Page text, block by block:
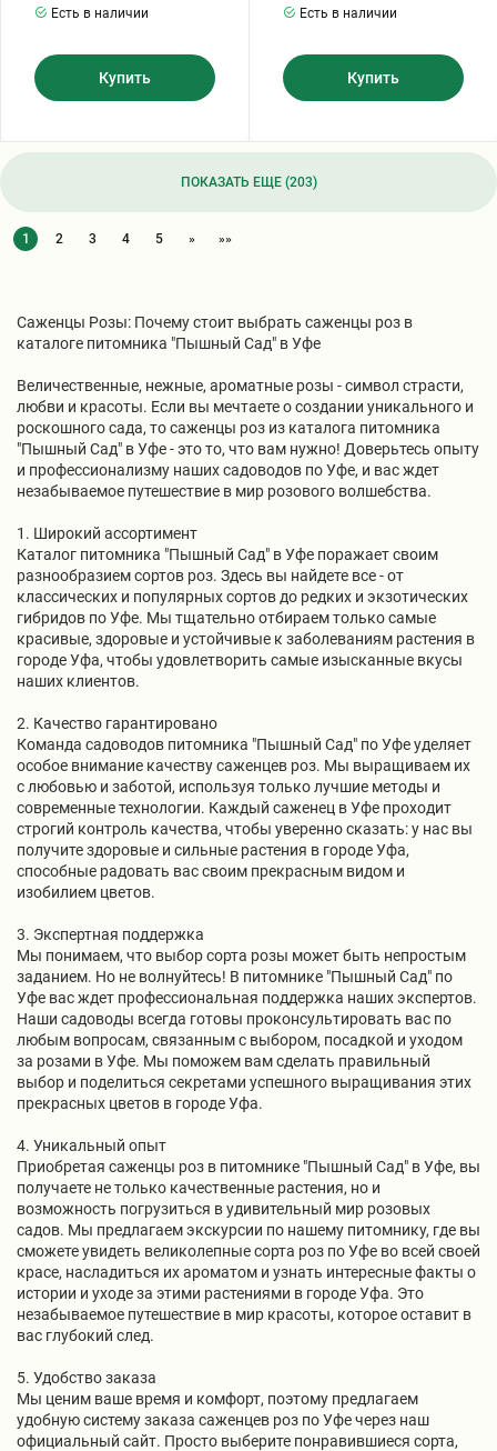
Есть в наличии
Купить
Есть в наличии
Купить
ПОКАЗАТЬ ЕЩЕ (203)
1 2 3 4 5 » »»
Саженцы Розы: Почему стоит выбрать саженцы роз в
каталоге питомника "Пышный Сад" в Уфе
Величественные, нежные, ароматные розы - символ страсти,
любви и красоты. Если вы мечтаете о создании уникального и
роскошного сада, то саженцы роз из каталога питомника
"Пышный Сад" в Уфе - это то, что вам нужно! Доверьтесь опыту
и профессионализму наших садоводов по Уфе, и вас ждет
незабываемое путешествие в мир розового волшебства.
1. Широкий ассортимент
Каталог питомника "Пышный Сад" в Уфе поражает своим
разнообразием сортов роз. Здесь вы найдете все - от
классических и популярных сортов до редких и экзотических
гибридов по Уфе. Мы тщательно отбираем только самые
красивые, здоровые и устойчивые к заболеваниям растения в
городе Уфа, чтобы удовлетворить самые изысканные вкусы
наших клиентов.
2. Качество гарантировано
Команда садоводов питомника "Пышный Сад" по Уфе уделяет
особое внимание качеству саженцев роз. Мы выращиваем их
с любовью и заботой, используя только лучшие методы и
современные технологии. Каждый саженец в Уфе проходит
строгий контроль качества, чтобы уверенно сказать: у нас вы
получите здоровые и сильные растения в городе Уфа,
способные радовать вас своим прекрасным видом и
изобилием цветов.
3. Экспертная поддержка
Мы понимаем, что выбор сорта розы может быть непростым
заданием. Но не волнуйтесь! В питомнике "Пышный Сад" по
Уфе вас ждет профессиональная поддержка наших экспертов.
Наши садоводы всегда готовы проконсультировать вас по
любым вопросам, связанным с выбором, посадкой и уходом
за розами в Уфе. Мы поможем вам сделать правильный
выбор и поделиться секретами успешного выращивания этих
прекрасных цветов в городе Уфа.
4. Уникальный опыт
Приобретая саженцы роз в питомнике "Пышный Сад" в Уфе, вы
получаете не только качественные растения, но и
возможность погрузиться в удивительный мир розовых
садов. Мы предлагаем экскурсии по нашему питомнику, где вы
сможете увидеть великолепные сорта роз по Уфе во всей своей
красе, насладиться их ароматом и узнать интересные факты о
истории и уходе за этими растениями в городе Уфа. Это
незабываемое путешествие в мир красоты, которое оставит в
вас глубокий след.
5. Удобство заказа
Мы ценим ваше время и комфорт, поэтому предлагаем
удобную систему заказа саженцев роз по Уфе через наш
официальный сайт. Просто выберите понравившиеся сорта,